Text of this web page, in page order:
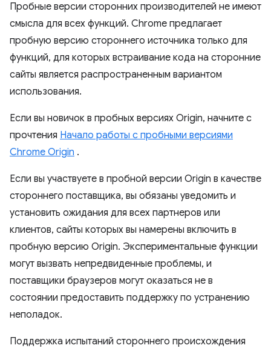
Пробные версии сторонних производителей не имеют
смысла для всех функций. Chrome предлагает
пробную версию стороннего источника только для
функций, для которых встраивание кода на сторонние
сайты является распространенным вариантом
использования.
Если вы новичок в пробных версиях Origin, начните с
прочтения Начало работы с пробными версиями
Chrome Origin .
Если вы участвуете в пробной версии Origin в качестве
стороннего поставщика, вы обязаны уведомить и
установить ожидания для всех партнеров или
клиентов, сайты которых вы намерены включить в
пробную версию Origin. Экспериментальные функции
могут вызвать непредвиденные проблемы, и
поставщики браузеров могут оказаться не в
состоянии предоставить поддержку по устранению
неполадок.
Поддержка испытаний стороннего происхождения